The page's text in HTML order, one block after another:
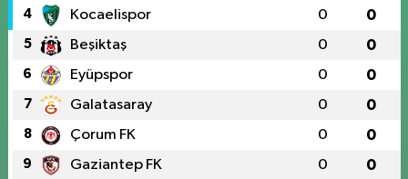
4 Kocaelispor 0 0
5 Beşiktaş 0 0
6 Eyüpspor 0 0
7 Galatasaray 0 0
8 Çorum FK 0 0
9 Gaziantep FK 0 0